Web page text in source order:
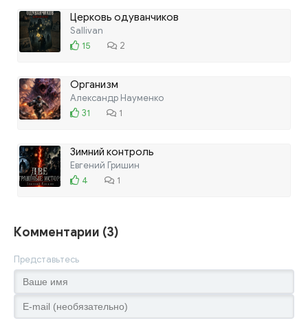
Церковь одуванчиков
Sallivan
15
2
Организм
Александр Науменко
31
1
Зимний контроль
Евгений Гришин
4
1
Комментарии (3)
Представьтесь